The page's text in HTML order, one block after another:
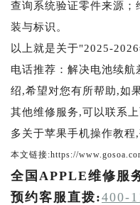
查询系统验证零件来源
装与标识。
以上就是关于"2025-
电话推荐：解决电池续
绍,希望对您有所帮助,如
其他维修服务,可以联系
多关于苹果手机操作教程
本文链接:https://
全国APPLE维修服
预约客服直拨:400-